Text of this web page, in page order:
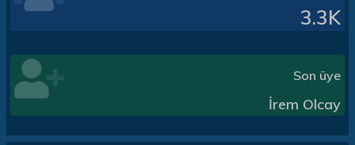
3.3K
Son üye
İrem Olcay